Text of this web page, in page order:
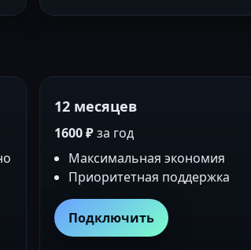
12 месяцев
1600 ₽за год
Максимальная экономия
Приоритетная поддержка
Подключить